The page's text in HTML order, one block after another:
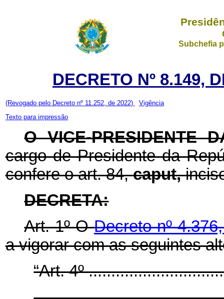
Subchefia
DECRETO Nº 8.149,
(Revogado pelo Decreto nº 11.252, de 2022)
Vigência
Texto para impressão
O VICE-PRESIDENTE
cargo de Presidente da
confere o art. 84,caput,
DECRETA:
Art. 1º ODecreto nº
a vigorar com as seguintes
“Art. 4º